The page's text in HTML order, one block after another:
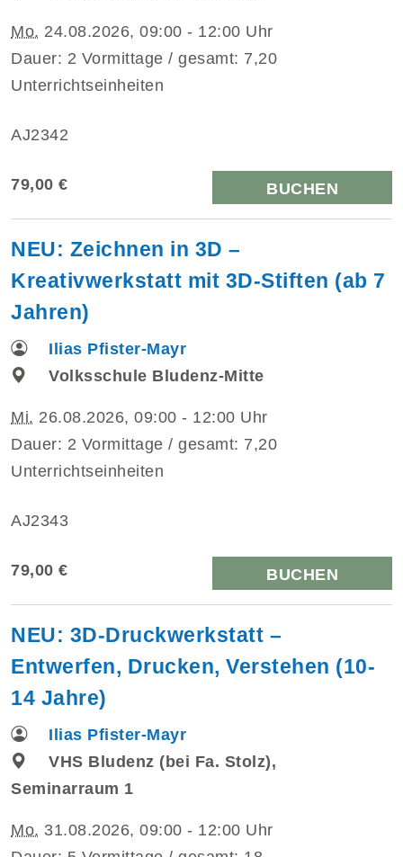
Mo. 24.08.2026, 09:00 - 12:00 Uhr
Dauer: 2 Vormittage / gesamt: 7,20
Unterrichtseinheiten
AJ2342
79,00 € BUCHEN
NEU: Zeichnen in 3D –
Kreativwerkstatt mit 3D-Stiften (ab 7
Jahren)
Ilias Pfister-Mayr
Volksschule Bludenz-Mitte
Mi. 26.08.2026, 09:00 - 12:00 Uhr
Dauer: 2 Vormittage / gesamt: 7,20
Unterrichtseinheiten
AJ2343
79,00 € BUCHEN
NEU: 3D-Druckwerkstatt –
Entwerfen, Drucken, Verstehen (10-
14 Jahre)
Ilias Pfister-Mayr
VHS Bludenz (bei Fa. Stolz),
Seminarraum 1
Mo. 31.08.2026, 09:00 - 12:00 Uhr